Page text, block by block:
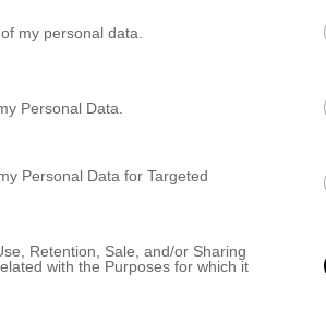
my personal data.
Personal Data.
Personal Data for Targeted
Retention, Sale, and/or Sharing
with the Purposes for which it
PÅ MORGONEN
ni! Hur mår ni? Jag känner mig
häck lite tidigare än planerat så vi
Man tror att gräva är enkelt